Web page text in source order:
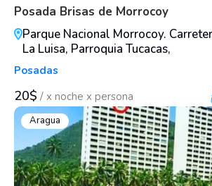
Posada Brisas de Morrocoy
Parque Nacional Morrocoy.
La Luisa, Parroquia Tucacas,
Posadas
20$ / x noche x persona
Aragua